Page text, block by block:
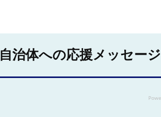
自治体への応援メッセージ